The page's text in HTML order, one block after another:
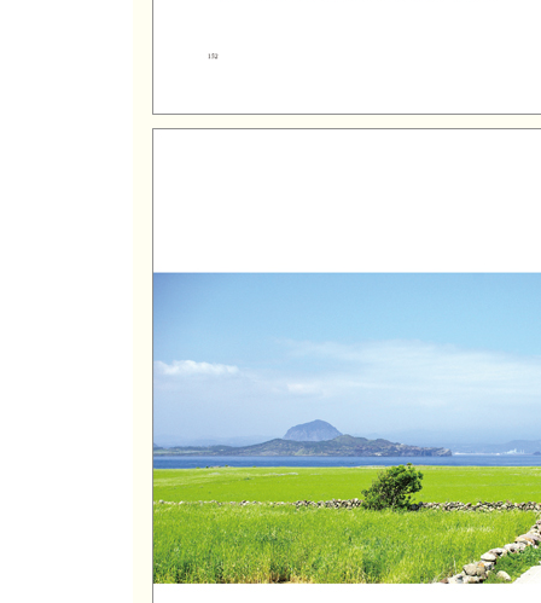
고양이와 사진작가
제주도 시골 마을 수의사
영업시간을 단축하다
가파도의 ‘별장’
잃어버린 낭만을 찾아서
종잡을 수 없는 제주 날씨
시골에서 뭐 하고 놀아?
이래 봬도 재봉틀 신동
내 노동의 벗
남편의 기타 제작소 ‘낭’